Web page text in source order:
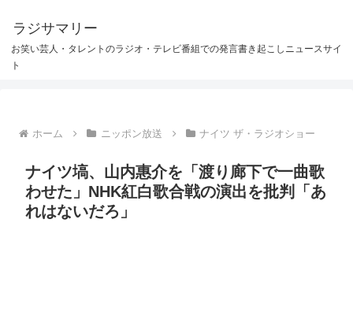
ラジサマリー
お笑い芸人・タレントのラジオ・テレビ番組での発言書き起こしニュースサイ
ト
ホーム ニッポン放送 ナイツ ザ・ラジオショー
ナイツ塙、山内惠介を「渡り廊下で一曲歌
わせた」NHK紅白歌合戦の演出を批判「あ
れはないだろ」